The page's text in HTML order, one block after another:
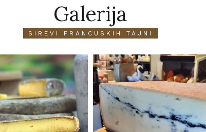
Galerija
SIREVI FRANCUSKIH TAJNI